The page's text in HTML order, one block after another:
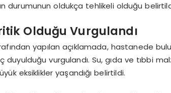
durumunun oldukça tehlikeli olduğu
Olduğu Vurgulandı
yapılan açıklamada, hastanede
duyulduğu vurgulandı. Su, gıda ve tıbbi
eksiklikler yaşandığı belirtildi.